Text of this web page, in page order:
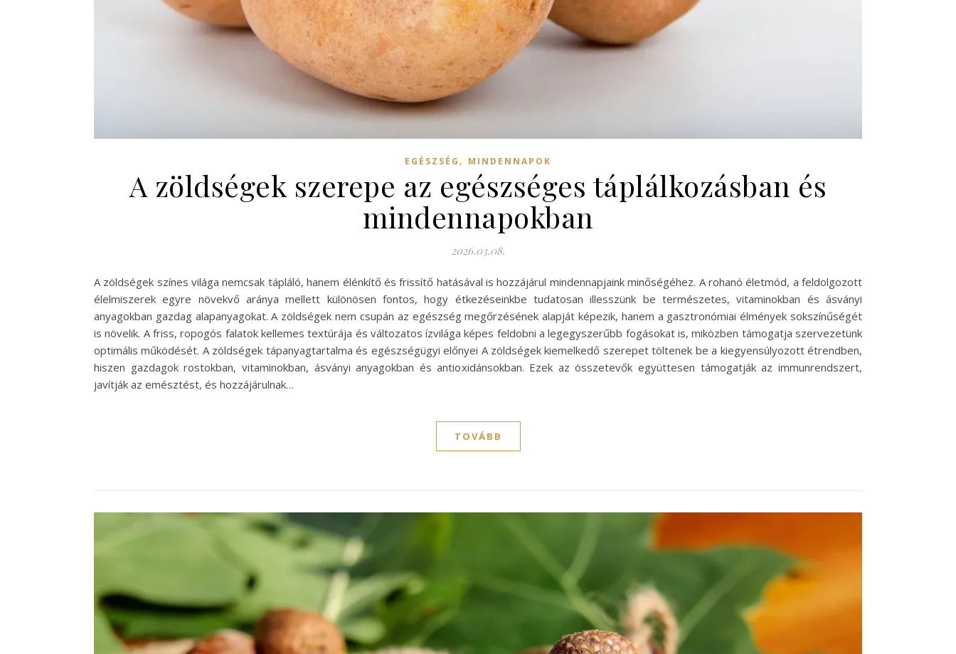
EGÉSZSÉG , MINDENNAPOK
A zöldségek szerepe az egészséges táplálkozásban és
mindennapokban
2026.03.08.
A zöldségek színes világa nemcsak tápláló, hanem élénkítő és frissítő hatásával is hozzájárul mindennapjaink minőségéhez. A rohanó életmód, a feldolgozott
élelmiszerek egyre növekvő aránya mellett különösen fontos, hogy étkezéseinkbe tudatosan illesszünk be természetes, vitaminokban és ásványi
anyagokban gazdag alapanyagokat. A zöldségek nem csupán az egészség megőrzésének alapját képezik, hanem a gasztronómiai élmények sokszínűségét
is növelik. A friss, ropogós falatok kellemes textúrája és változatos ízvilága képes feldobni a legegyszerűbb fogásokat is, miközben támogatja szervezetünk
optimális működését. A zöldségek tápanyagtartalma és egészségügyi előnyei A zöldségek kiemelkedő szerepet töltenek be a kiegyensúlyozott étrendben,
hiszen gazdagok rostokban, vitaminokban, ásványi anyagokban és antioxidánsokban. Ezek az összetevők együttesen támogatják az immunrendszert,
javítják az emésztést, és hozzájárulnak…
TOVÁBB